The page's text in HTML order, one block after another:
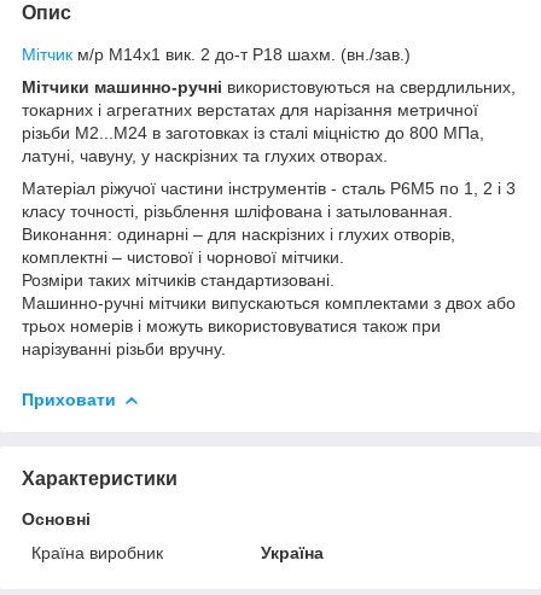
Опис
Мітчик м/р М14х1 вик. 2 до-т Р18 шахм. (вн./зав.)
Мітчики машинно-ручні використовуються на свердлильних,
токарних і агрегатних верстатах для нарізання метричної
різьби М2...М24 в заготовках із сталі міцністю до 800 МПа,
латуні, чавуну, у наскрізних та глухих отворах.
Матеріал ріжучої частини інструментів - сталь Р6М5 по 1, 2 і 3
класу точності, різьблення шліфована і затылованная.
Виконання: одинарні – для наскрізних і глухих отворів,
комплектні – чистової і чорнової мітчики.
Розміри таких мітчиків стандартизовані.
Машинно-ручні мітчики випускаються комплектами з двох або
трьох номерів і можуть використовуватися також при
нарізуванні різьби вручну.
Приховати
Характеристики
Основні
Країна виробник
Україна